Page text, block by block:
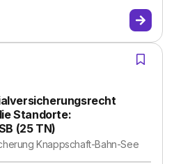
Standorte:
(25 TN)
Knappschaft-Bahn-See